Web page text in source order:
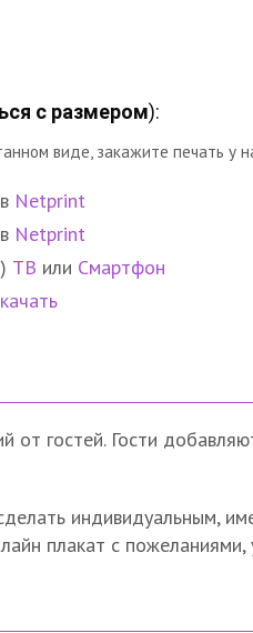
с размером):
виде, закажите печать у
Netprint
Netprint
ТВ или Смартфон
от гостей. Гости
индивидуальным,
плакат с пожеланиями,